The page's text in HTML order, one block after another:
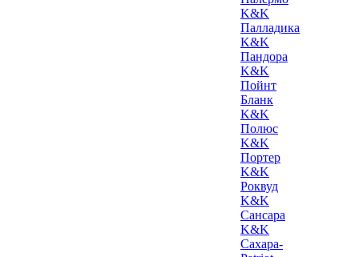
K&K
Палладика
K&K
Пандора
K&K
Пойнт
Бланк
K&K
Полюс
K&K
Портер
K&K
Роквуд
K&K
Сансара
K&K
Сахара-